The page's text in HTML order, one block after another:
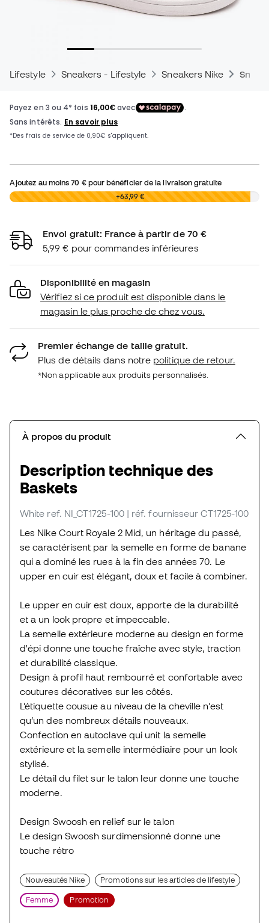
Lifestyle Sneakers - Lifestyle Sneakers Nike
Ajoutez au moins70 €pour bénéficier de la livraison gratuite
0,00 € +63,99 €
Envoi gratuit: France à partir de 70 €
5,99 € pour commandes inférieures
Disponibilité en magasin
Vérifiez si ce produit est disponible dans le
magasin le plus proche de chez vous.
Premier échange de taille gratuit.
Plus de détails dans notre politique de retour.
*Non applicable aux produits personnalisés.
À propos du produit
Description technique des
Baskets
White ref. NI_CT1725-100 | réf. fournisseur CT1725-100
Les Nike Court Royale 2 Mid, un héritage du passé,
se caractérisent par la semelle en forme de banane
qui a dominé les rues à la fin des années 70. Le
upper en cuir est élégant, doux et facile à combiner.
Le upper en cuir est doux, apporte de la durabilité
et a un look propre et impeccable.
La semelle extérieure moderne au design en forme
d'épi donne une touche fraîche avec style, traction
et durabilité classique.
Design à profil haut rembourré et confortable avec
coutures décoratives sur les côtés.
L’étiquette cousue au niveau de la cheville n’est
qu’un des nombreux détails nouveaux.
Confection en autoclave qui unit la semelle
extérieure et la semelle intermédiaire pour un look
stylisé.
Le détail du filet sur le talon leur donne une touche
moderne.
Design Swoosh en relief sur le talon
Le design Swoosh surdimensionné donne une
touche rétro
Nouveautés Nike Promotions sur les articles de lifestyle
Femme Promotion